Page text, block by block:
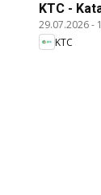
KTC -
29.07.2026-
KTC